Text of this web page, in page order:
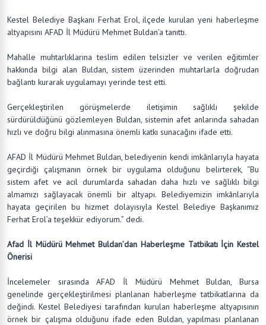
Kestel Belediye Başkanı Ferhat Erol, ilçede kurulan yeni haberleşme
altyapısını AFAD İl Müdürü Mehmet Buldan’a tanıttı.
Mahalle muhtarlıklarına teslim edilen telsizler ve verilen eğitimler
hakkında bilgi alan Buldan, sistem üzerinden muhtarlarla doğrudan
bağlantı kurarak uygulamayı yerinde test etti.
Gerçekleştirilen görüşmelerde iletişimin sağlıklı şekilde
sürdürüldüğünü gözlemleyen Buldan, sistemin afet anlarında sahadan
hızlı ve doğru bilgi alınmasına önemli katkı sunacağını ifade etti.
AFAD İl Müdürü Mehmet Buldan, belediyenin kendi imkânlarıyla hayata
geçirdiği çalışmanın örnek bir uygulama olduğunu belirterek, “Bu
sistem afet ve acil durumlarda sahadan daha hızlı ve sağlıklı bilgi
almamızı sağlayacak önemli bir altyapı. Belediyemizin imkânlarıyla
hayata geçirilen bu hizmet dolayısıyla Kestel Belediye Başkanımız
Ferhat Erol’a teşekkür ediyorum.” dedi.
Afad İl Müdürü Mehmet Buldan’dan Haberleşme Tatbikatı İçin Kestel
Önerisi
İncelemeler sırasında AFAD İl Müdürü Mehmet Buldan, Bursa
genelinde gerçekleştirilmesi planlanan haberleşme tatbikatlarına da
değindi. Kestel Belediyesi tarafından kurulan haberleşme altyapısının
örnek bir çalışma olduğunu ifade eden Buldan, yapılması planlanan